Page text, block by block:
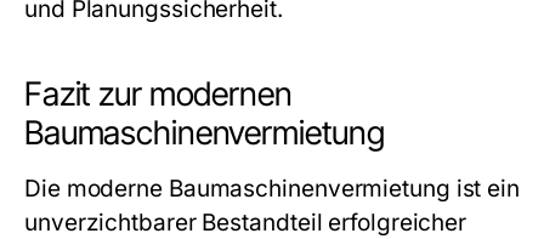
und Planungssicherheit.
Fazit zur modernen
Baumaschinenvermietung
Die moderne Baumaschinenvermietung ist ein
unverzichtbarer Bestandteil erfolgreicher